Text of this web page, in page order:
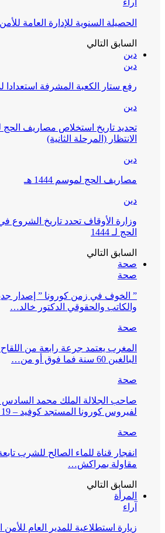
آراء
الحصيلة السنوية للإدارة العامة للأمن
السابق التالي
دين
دين
رفع ستار الكعبة المشرفة استعدادا
دين
تحديد تاريخ استخلاص مصاريف الحج
الانتظار (المرحلة الثانية)
دين
مصاريف الحج لموسم 1444 هـ
دين
وزارة الأوقاف تحدد تاريخ الشروع
الحج لـ 1444
السابق التالي
صحة
صحة
” الخوف في زمن كورونا ” إصدار
والكاتب والحقوقي الدكتور خالد…
صحة
المغرب يعتمد جرعة رابعة من
البالغين 60 سنة فما فوق أو من…
صحة
صاحب الجلالة الملك محمد
لفيروس كورونا المستجد كوفيد – 19 ، بدون…
صحة
انفجار قناة للماء الصالح للشرب
مقاولة بمراكش…
السابق التالي
المرأة
آراء
زيارة استطلاعية للمدير العام